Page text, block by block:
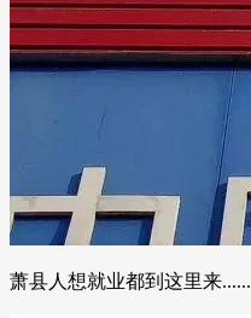
萧县人想就业都到这里来......